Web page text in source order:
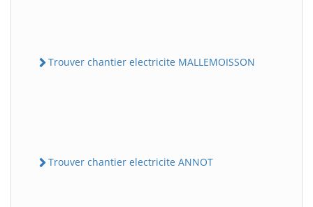
Trouver chantier electricite MALLEMOISSON
Trouver chantier electricite ANNOT